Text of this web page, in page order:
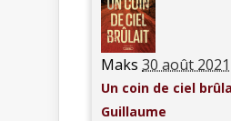
Maks 30 août 2021
Un coin de ciel
Guillaume